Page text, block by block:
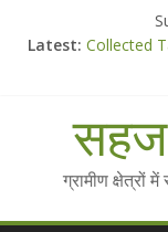
Latest: Collected
सहज कृषि
Standee
Chalo
सहज
ग्रामीण क्षेत्रों